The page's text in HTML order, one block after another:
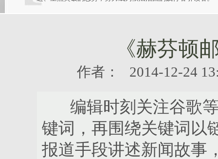
《赫芬顿
作者： 2014-12-24
编辑时刻关注谷歌等
键词，再围绕关键词以
报道手段讲述新闻故事